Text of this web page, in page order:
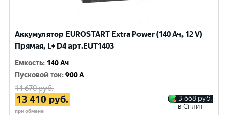
Аккумулятор EUROSTART Extra Power (140 Ач, 12 V)
Прямая, L+ D4 арт.EUT1403
Емкость: 140 Ач
Пусковой ток:900 A
14 670руб.
13 410 руб.
при обмене
3 668 руб.
в Сплит